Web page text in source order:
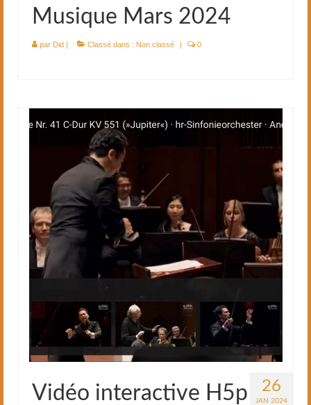
Musique Mars 2024
par Did | Classé dans : Non classé | 0
26
JAN 2024
Vidéo interactive H5p